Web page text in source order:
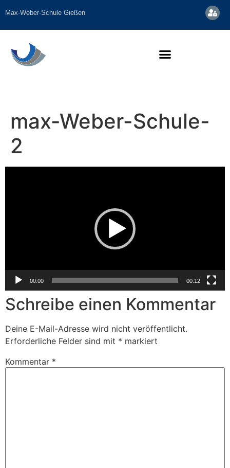
springen
Max-Weber-Schule Gießen
max-Weber-Schule-
2
00:00 00:12
Schreibe einen Kommentar
Deine E-Mail-Adresse wird nicht veröffentlicht.
Erforderliche Felder sind mit * markiert
Kommentar *